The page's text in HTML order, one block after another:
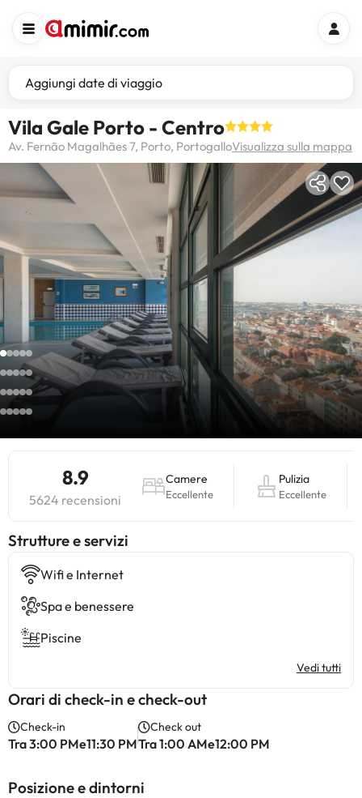
Aggiungi date di viaggio
Vila Gale Porto - Centro
Av. Fernão Magalhães 7, Porto, PortogalloVisualizza sulla mappa
8.9
5624 recensioni
Camere
Eccellente
Pulizia
Eccellente
​Strutture e servizi
Wifi e Internet
Spa e benessere
Piscine
Vedi tutti
Orari di check-in e check-out
Check-in
Tra 3:00 PMe11:30 PM
Check out
Tra 1:00 AMe12:00 PM
Posizione e dintorni